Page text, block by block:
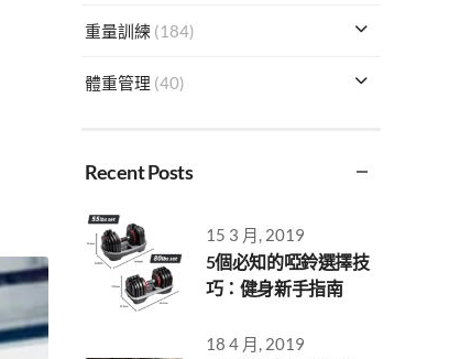
重量訓練 (184)
體重管理 (40)
Recent Posts
15 3 月, 2019
5個必知的啞鈴選擇技
巧：健身新手指南
18 4 月, 2019